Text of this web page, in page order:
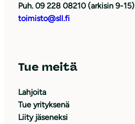
Puh. 09 228 08210 (arkisin 9-15)
toimisto@sll.fi
Tue meitä
Lahjoita
Tue yrityksenä
Liity jäseneksi